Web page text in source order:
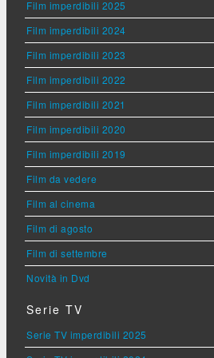
Film imperdibili 2025
Film imperdibili 2024
Film imperdibili 2023
Film imperdibili 2022
Film imperdibili 2021
Film imperdibili 2020
Film imperdibili 2019
Film da vedere
Film al cinema
Film di agosto
Film di settembre
Novità in Dvd
Serie TV
Serie TV imperdibili 2025